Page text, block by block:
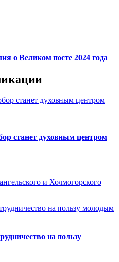
Лавре).
о Великом посте 2024 года
станет духовным центром
и Холмогорского
на пользу